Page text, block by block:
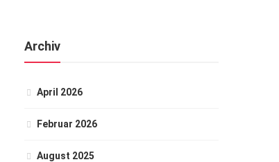
Archiv
April 2026
Februar 2026
August 2025